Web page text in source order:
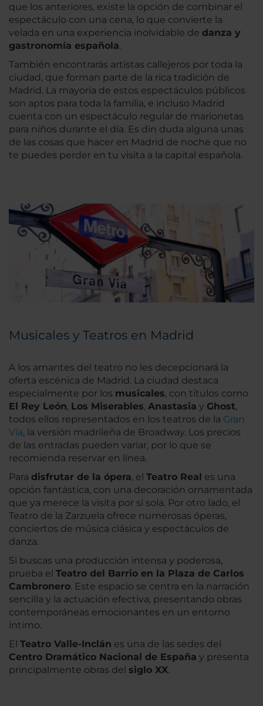
que los anteriores, existe la opción de combinar el
espectáculo con una cena, lo que convierte la
velada en una experiencia inolvidable de danza y
gastronomía española.
También encontrarás artistas callejeros por toda la
ciudad, que forman parte de la rica tradición de
Madrid. La mayoría de estos espectáculos públicos
son aptos para toda la familia, e incluso Madrid
cuenta con un espectáculo regular de marionetas
para niños durante el día. Es din duda alguna unas
de las cosas que hacer en Madrid de noche que no
te puedes perder en tu visita a la capital española.
Musicales y Teatros en Madrid
A los amantes del teatro no les decepcionará la
oferta escénica de Madrid. La ciudad destaca
especialmente por los musicales, con títulos como
El Rey León, Los Miserables, Anastasia y Ghost,
todos ellos representados en los teatros de la Gran
Vía, la versión madrileña de Broadway. Los precios
de las entradas pueden variar, por lo que se
recomienda reservar en línea.
Para disfrutar de la ópera, el Teatro Real es una
opción fantástica, con una decoración ornamentada
que ya merece la visita por sí sola. Por otro lado, el
Teatro de la Zarzuela ofrece numerosas óperas,
conciertos de música clásica y espectáculos de
danza.
Si buscas una producción intensa y poderosa,
prueba el Teatro del Barrio en la Plaza de Carlos
Cambronero. Este espacio se centra en la narración
sencilla y la actuación efectiva, presentando obras
contemporáneas emocionantes en un entorno
íntimo.
El Teatro Valle-Inclán es una de las sedes del
Centro Dramático Nacional de España y presenta
principalmente obras del siglo XX.